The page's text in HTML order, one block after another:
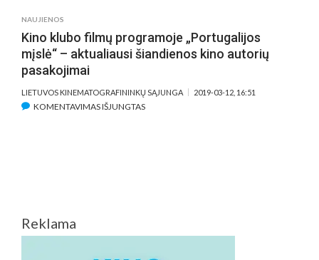
NAUJIENOS
Kino klubo filmų programoje „Portugalijos
mįslė“ – aktualiausi šiandienos kino autorių
pasakojimai
LIETUVOS KINEMATOGRAFININKŲ SĄJUNGA 2019-03-12, 16:51
KOMENTAVIMAS IŠJUNGTASĮRAŠE
Reklama